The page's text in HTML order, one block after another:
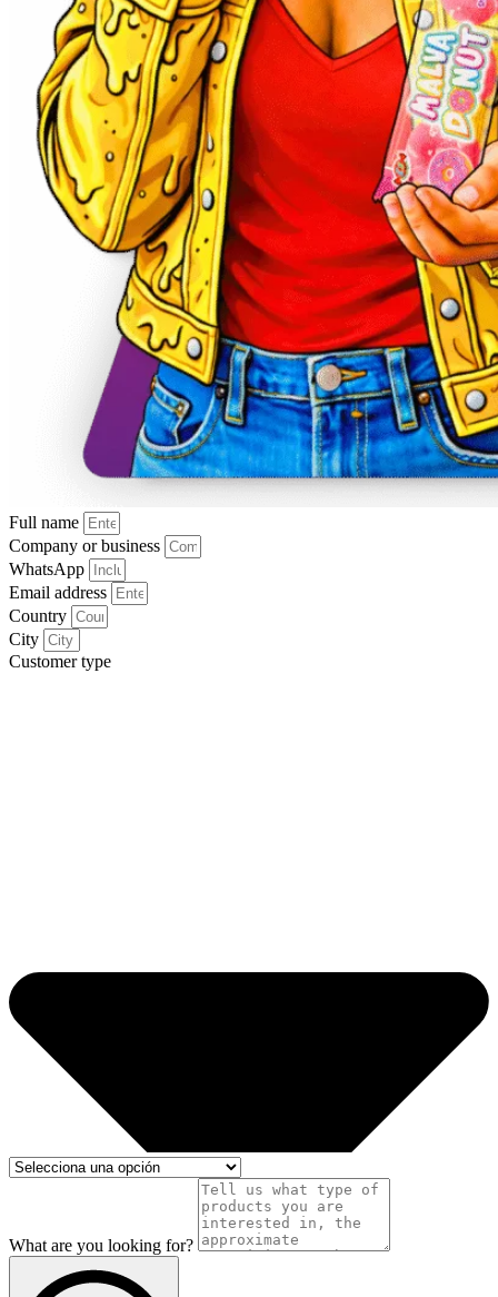
Full name
Company or business
WhatsApp
Email address
Country
City
Customer type
What are you looking for?